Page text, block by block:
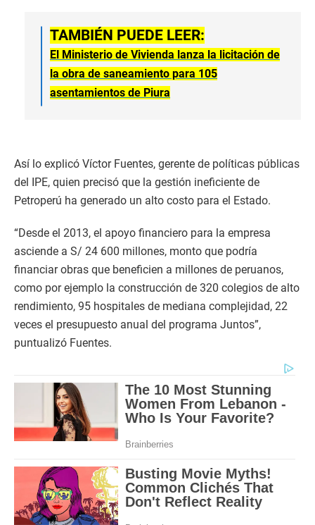
TAMBIÉN PUEDE LEER:
El Ministerio de Vivienda lanza la licitación de
la obra de saneamiento para 105
asentamientos de Piura
Así lo explicó Víctor Fuentes, gerente de políticas públicas
del IPE, quien precisó que la gestión ineficiente de
Petroperú ha generado un alto costo para el Estado.
“Desde el 2013, el apoyo financiero para la empresa
asciende a S/ 24 600 millones, monto que podría
financiar obras que beneficien a millones de peruanos,
como por ejemplo la construcción de 320 colegios de alto
rendimiento, 95 hospitales de mediana complejidad, 22
veces el presupuesto anual del programa Juntos”,
puntualizó Fuentes.